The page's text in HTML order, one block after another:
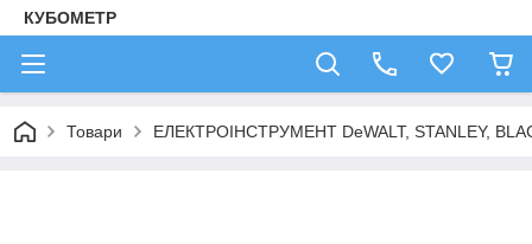
КУБОМЕТР
Товари ЕЛЕКТРОІНСТРУМЕНТ DeWALT, STANLEY,